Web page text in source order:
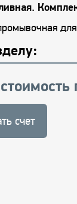
счет